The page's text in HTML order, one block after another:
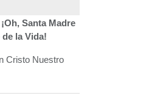
Santa Madre
de la Vida!
Cristo Nuestro